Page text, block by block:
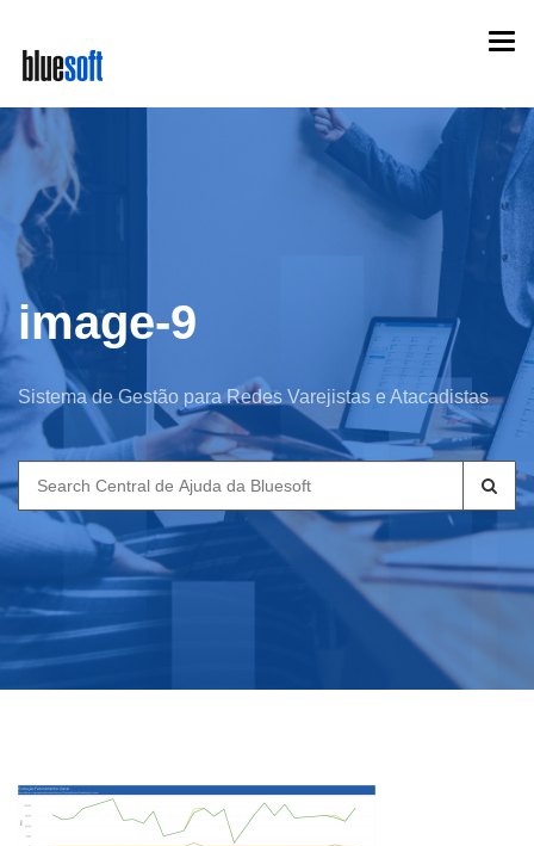
main
content
image-9
Sistema de Gestão para Redes Varejistas e Atacadistas
Search
for: